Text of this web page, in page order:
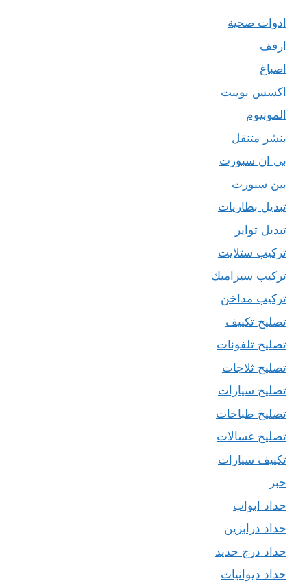
ادوات صحية
ارفف
اصباغ
اكسس بوينت
المونيوم
بنشر متنقل
بي ان سبورت
بين سبورت
تبديل بطاريات
تبديل تواير
تركيب ستلايت
تركيب سيراميك
تركيب مداخن
تصليح تكييف
تصليح تلفونات
تصليح ثلاجات
تصليح سيارات
تصليح طباخات
تصليح غسالات
تكييف سيارات
حبر
حداد ابواب
حداد درابزين
حداد درج حديد
حداد ديوانيات